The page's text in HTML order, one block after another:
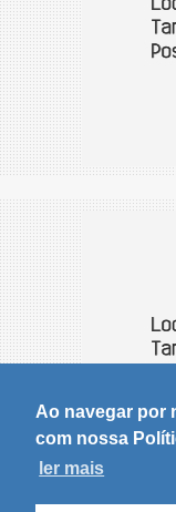
Ao navegar por
com nossa
ler mais